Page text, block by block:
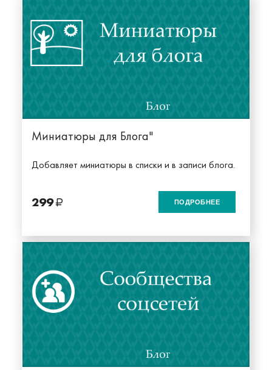
Миниатюры для Блога"
Добавляет миниатюры в списки и в записи блога.
299 ПОДРОБНЕЕ